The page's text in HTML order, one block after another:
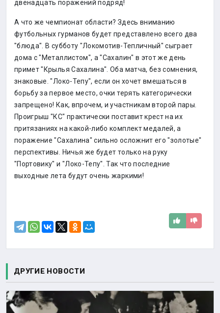
двенадцать поражений подряд!
А что же чемпионат области? Здесь вниманию
футбольных гурманов будет представлено всего два
"блюда". В субботу "Локомотив-Тепличный" сыграет
дома с "Металлистом", а "Сахалин" в этот же день
примет "Крылья Сахалина". Оба матча, без сомнения,
знаковые. "Локо-Тепу", если он хочет вмешаться в
борьбу за первое место, очки терять категорически
запрещено! Как, впрочем, и участникам второй пары.
Проигрыш "КС" практически поставит крест на их
притязаниях на какой-либо комплект медалей, а
поражение "Сахалина" сильно осложнит его "золотые"
перспективы. Ничья же будет только на руку
"Портовику" и "Локо-Тепу". Так что последние
выходные лета будут очень жаркими!
ДРУГИЕ НОВОСТИ